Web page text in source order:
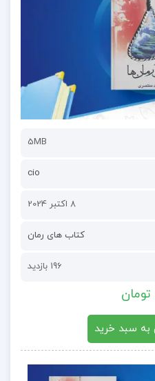
5MB
cio
8 اکتبر 2024
کتاب های رمان
196 بازدید
به سبد خرید